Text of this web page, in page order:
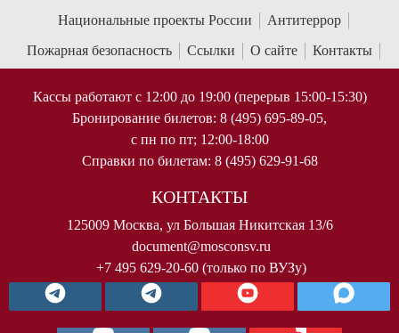
Национальные проекты России
Антитеррор
Пожарная безопасность
Ссылки О сайте Контакты
Кассы работают с 12:00 до 19:00 (перерыв 15:00-15:30)
Бронирование билетов: 8 (495) 695-89-05,
с пн по пт; 12:00-18:00
Справки по билетам: 8 (495) 629-91-68
КОНТАКТЫ
125009 Москва, ул Большая Никитская 13/6
document@mosconsv.ru
+7 495 629-20-60 (только по ВУЗу)